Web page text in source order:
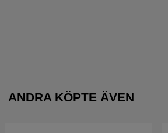
ANDRA KÖPTE ÄVEN